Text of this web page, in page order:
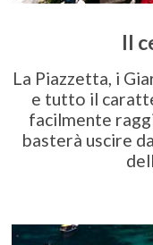
Il
La Piazzetta, i
e tutto il
facilmente
basterà uscire